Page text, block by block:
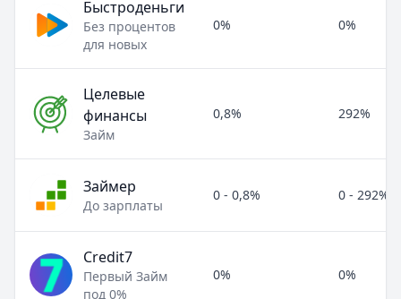
Быстроденьги
Без процентов
для новых
0% 0%
Целевые
финансы
Займ
0,8% 292%
Займер
До зарплаты
0 - 0,8% 0 - 292%
Credit7
Первый Займ
под 0%
0% 0%